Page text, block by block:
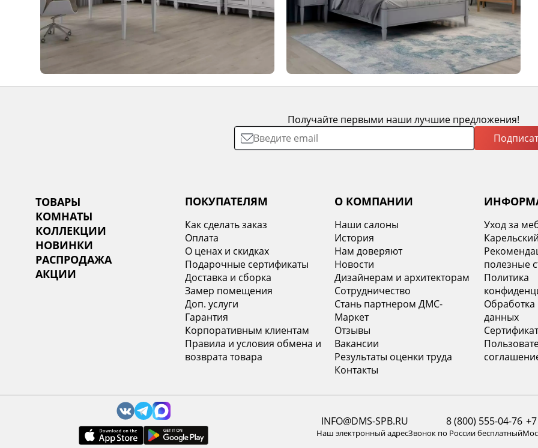
Получайте первыми наши лучшие предложения!
ТОВАРЫ
КОМНАТЫ
КОЛЛЕКЦИИ
НОВИНКИ
РАСПРОДАЖА
АКЦИИ
ПОКУПАТЕЛЯМ
Как сделать заказ
Оплата
О ценах и скидках
Подарочные сертификаты
Доставка и сборка
Замер помещения
Доп. услуги
Гарантия
Корпоративным клиентам
Правила и условия обмена и
возврата товара
О КОМПАНИИ
Наши салоны
История
Нам доверяют
Новости
Дизайнерам и архитекторам
Сотрудничество
Стань партнером ДМС-
Маркет
Отзывы
Вакансии
Результаты оценки труда
Контакты
Уход за
полезные
Политика
данных
INFO@DMS-SPB.RU
Наш электронный адрес
8 (800) 555-04-76
Звонок по России бесплатный